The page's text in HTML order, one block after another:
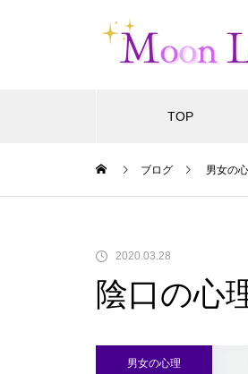
TOP
ブログ 男女の
2020.03.28
陰口の心
男女の心理